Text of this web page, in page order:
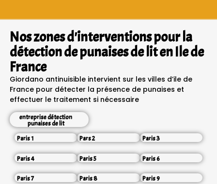
Nos zones d'interventions pour la
détection de punaises de lit en Ile de
France
Giordano antinuisible intervient sur les villes d’ile de
France pour détecter la présence de punaises et
effectuer le traitement si nécessaire
entreprise détection
punaises de lit
Paris 1
Pars 2 Paris 3
Paris 4 Paris 5 Paris 6
Paris 7 Paris 8 Paris 9